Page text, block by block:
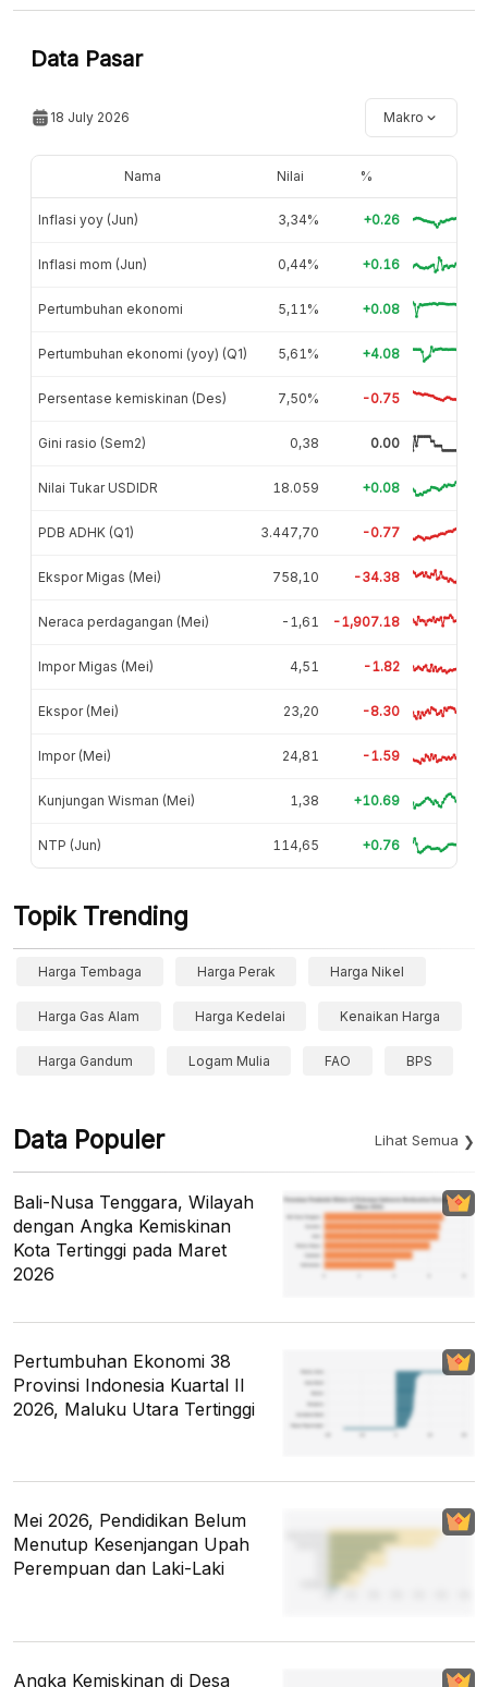
Data Pasar
18 July 2026 Makro
Nama Nilai %
Inflasi yoy (Jun) 3,34% +0.26
Inflasi mom (Jun) 0,44% +0.16
Pertumbuhan ekonomi 5,11% +0.08
Pertumbuhan ekonomi (yoy) (Q1) 5,61% +4.08
Persentase kemiskinan (Des) 7,50% -0.75
Gini rasio (Sem2) 0,38 0.00
Nilai Tukar USDIDR 18.059 +0.08
PDB ADHK (Q1) 3.447,70 -0.77
Ekspor Migas (Mei) 758,10 -34.38
Neraca perdagangan (Mei) -1,61 -1,907.18
Impor Migas (Mei) 4,51 -1.82
Ekspor (Mei) 23,20 -8.30
Impor (Mei) 24,81 -1.59
Kunjungan Wisman (Mei) 1,38 +10.69
NTP (Jun) 114,65 +0.76
Topik Trending
Harga Tembaga Harga Perak Harga Nikel
Harga Gas Alam Harga Kedelai Kenaikan Harga
Harga Gandum Logam Mulia FAO BPS
Data Populer Lihat Semua
Bali-Nusa Tenggara, Wilayah
dengan Angka Kemiskinan
Kota Tertinggi pada Maret
2026
Pertumbuhan Ekonomi 38
Provinsi Indonesia Kuartal II
2026, Maluku Utara Tertinggi
Mei 2026, Pendidikan Belum
Menutup Kesenjangan Upah
Perempuan dan Laki-Laki
Angka Kemiskinan di Desa